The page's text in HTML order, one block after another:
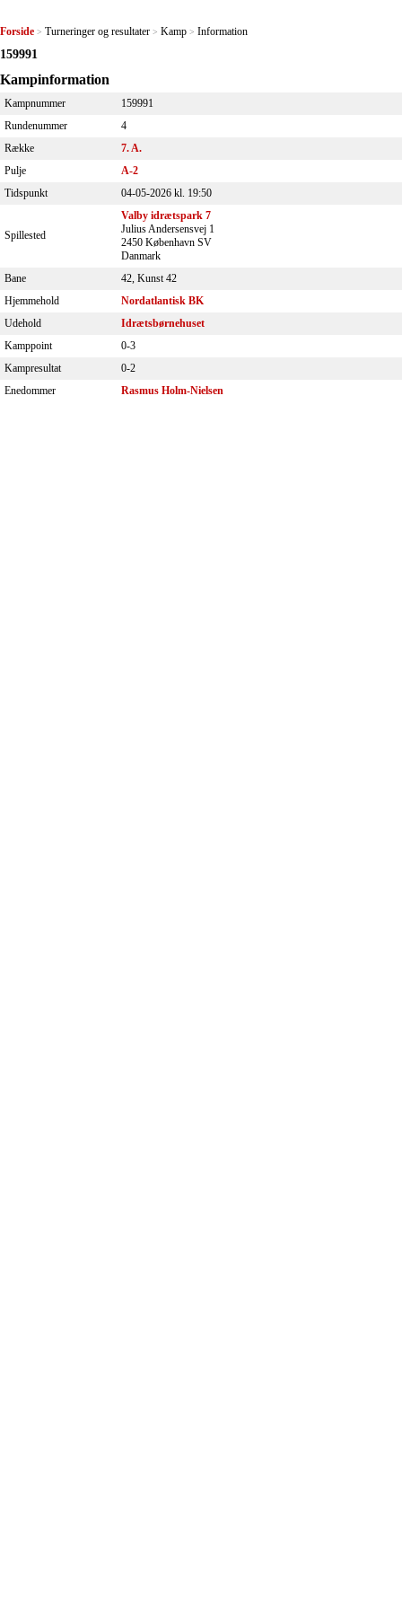
Forside > Turneringer og resultater > Kamp > Information
159991
Kampinformation
Kampnummer
159991
Rundenummer
4
Række
7. A.
Pulje
A-2
Tidspunkt
04-05-2026 kl. 19:50
Spillested
Valby idrætspark 7
Julius Andersensvej 1
2450 København SV
Danmark
Bane
42, Kunst 42
Hjemmehold
Nordatlantisk BK
Udehold
Idrætsbørnehuset
Kamppoint
0-3
Kampresultat
0-2
Enedommer
Rasmus Holm-Nielsen